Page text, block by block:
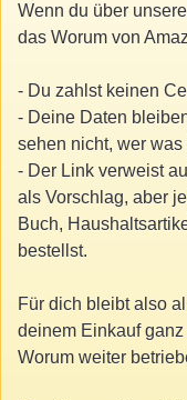
Wenn du über
das Worum von
- Du zahlst keinen
- Deine Daten
sehen nicht, wer was
- Der Link verweist
als Vorschlag, aber
Buch,
bestellst.
Für dich bleibt also
deinem Einkauf
Worum weiter